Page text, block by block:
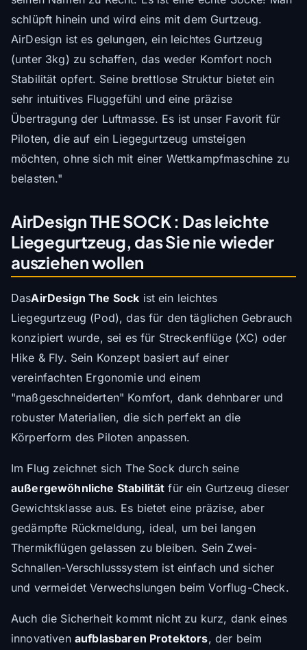
schlüpft hinein und wird eins mit dem Gurtzeug.
AirDesign ist es gelungen, ein leichtes Gurtzeug
(unter 3kg) zu schaffen, das weder Komfort noch
Stabilität opfert. Seine brettlose Struktur bietet ein
sehr intuitives Fluggefühl und eine präzise
Übertragung der Luftmasse. Es ist unser Favorit für
Piloten, die auf ein Liegegurtzeug umsteigen
möchten, ohne sich mit einer Wettkampfmaschine zu
belasten."
AirDesign THE SOCK : Das leichte
Liegegurtzeug, das Sie nie wieder
ausziehen wollen
DasAirDesign The Sock ist ein leichtes
Liegegurtzeug (Pod), das für den täglichen Gebrauch
konzipiert wurde, sei es für Streckenflüge (XC) oder
Hike & Fly. Sein Konzept basiert auf einer
vereinfachten Ergonomie und einem
"maßgeschneiderten" Komfort, dank dehnbarer und
robuster Materialien, die sich perfekt an die
Körperform des Piloten anpassen.
Im Flug zeichnet sich The Sock durch seine
außergewöhnliche Stabilität für ein Gurtzeug dieser
Gewichtsklasse aus. Es bietet eine präzise, aber
gedämpfte Rückmeldung, ideal, um bei langen
Thermikflügen gelassen zu bleiben. Sein Zwei-
Schnallen-Verschlusssystem ist einfach und sicher
und vermeidet Verwechslungen beim Vorflug-Check.
Auch die Sicherheit kommt nicht zu kurz, dank eines
innovativen aufblasbaren Protektors, der beim